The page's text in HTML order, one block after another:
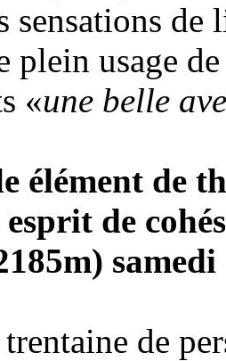
sensations de
plein usage
«une belle
élément de
de
de